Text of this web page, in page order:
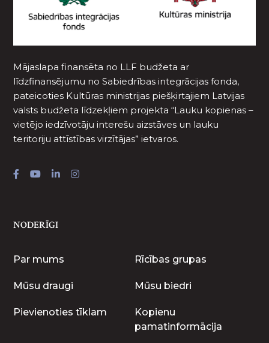
Mājaslapa finansēta no LLF budžeta ar
līdzfinansējumu no Sabiedrības integrācijas fonda,
pateicoties Kultūras ministrijas piešķirtajiem Latvijas
valsts budžeta līdzekļiem projekta “Lauku kopienas –
vietējo iedzīvotāju interešu aizstāves un lauku
teritoriju attīstības virzītājas” ietvaros.
NODERĪGI
Par mums Rīcības grupas
Mūsu draugi Mūsu biedri
Pievienoties tīklam
Kopienu
pamatinformācija